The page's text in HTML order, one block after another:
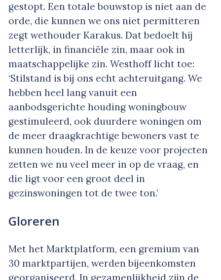
gestopt. Een totale bouwstop is niet aan de
orde, die kunnen we ons niet permitteren
zegt wethouder Karakus. Dat bedoelt hij
letterlijk, in financiële zin, maar ook in
maatschappelijke zin. Westhoff licht toe:
‘Stilstand is bij ons echt achteruitgang. We
hebben heel lang vanuit een
aanbodsgerichte houding woningbouw
gestimuleerd, ook duurdere woningen om
de meer draagkrachtige bewoners vast te
kunnen houden. In de keuze voor projecten
zetten we nu veel meer in op de vraag, en
die ligt voor een groot deel in
gezinswoningen tot de twee ton.’
Gloreren
Met het Marktplatform, een gremium van
30 marktpartijen, werden bijeenkomsten
georganiseerd. In gezamenlijkheid zijn de